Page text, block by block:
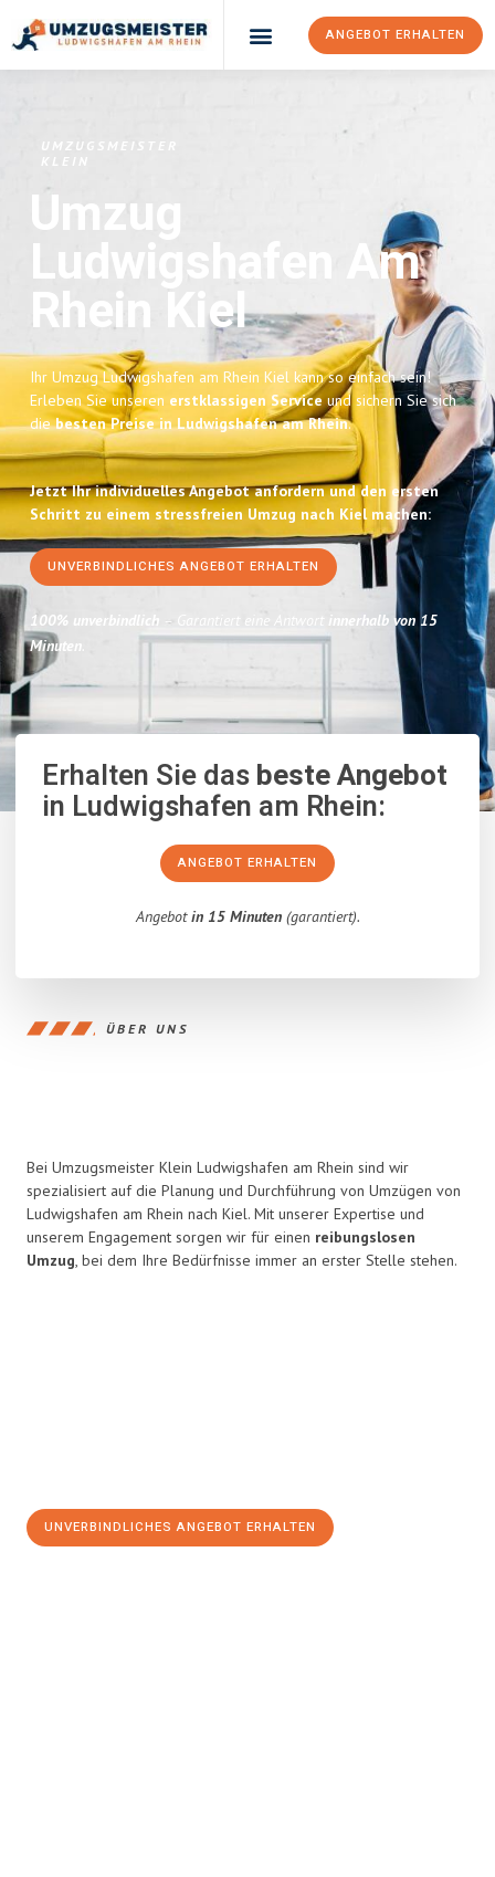
ANGEBOT ERHALTEN
UMZUGSMEISTER
KLEIN
Umzug
Ludwigshafen Am
Rhein Kiel
Ihr Umzug Ludwigshafen am Rhein Kiel kann so einfach sein!
Erleben Sie unseren erstklassigen Serviceund sichern Sie sich
diebesten Preise in Ludwigshafen am Rhein.
Jetzt Ihr individuelles Angebot anfordern und den ersten
Schritt zu einem stressfreien Umzug nach Kiel machen:
UNVERBINDLICHES ANGEBOT ERHALTEN
100% unverbindlich – Garantiert eine Antwort
innerhalb von 15
Minuten.
Erhalten Sie dasbeste Angebot
in Ludwigshafen am Rhein:
ANGEBOT ERHALTEN
Angebotin 15 Minuten(garantiert).
ÜBER UNS
Bei Umzugsmeister Klein Ludwigshafen am Rhein sind wir
spezialisiert auf die Planung und Durchführung von Umzügen von
Ludwigshafen am Rhein nach Kiel. Mit unserer Expertise und
unserem Engagement sorgen wir für einen reibungslosen
Umzug, bei dem Ihre Bedürfnisse immer an erster Stelle stehen.
UNVERBINDLICHES ANGEBOT ERHALTEN